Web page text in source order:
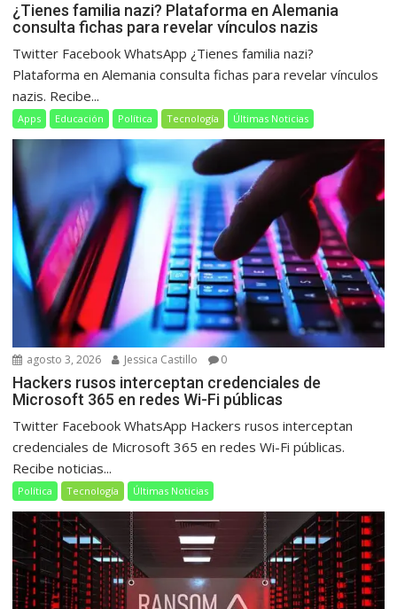
¿Tienes familia nazi? Plataforma en Alemania
consulta fichas para revelar vínculos nazis
Twitter Facebook WhatsApp ¿Tienes familia nazi?
Plataforma en Alemania consulta fichas para revelar vínculos
nazis. Recibe...
Apps Educación Política Tecnología Últimas Noticias
agosto 3, 2026 Jessica Castillo 0
Hackers rusos interceptan credenciales de
Microsoft 365 en redes Wi-Fi públicas
Twitter Facebook WhatsApp Hackers rusos interceptan
credenciales de Microsoft 365 en redes Wi-Fi públicas.
Recibe noticias...
Política Tecnología Últimas Noticias